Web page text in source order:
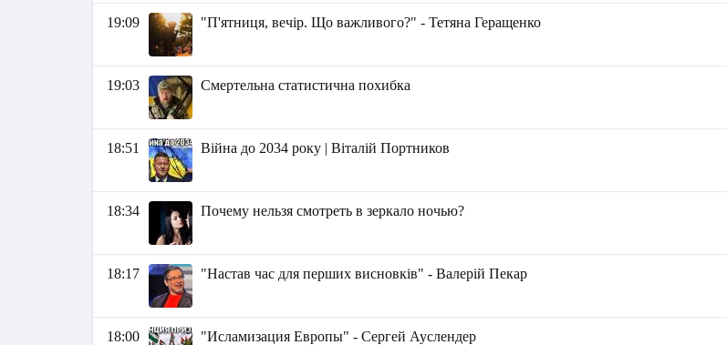
19:09 "П'ятниця, вечір. Що важливого?" - Тетяна Геращенко
19:03 Смертельна статистична похибка
18:51 Війна до 2034 року | Віталій Портников
18:34 Почему нельзя смотреть в зеркало ночью?
18:17 "Настав час для перших висновків" - Валерій Пекар
18:00 "Исламизация Европы" - Сергей Ауслендер